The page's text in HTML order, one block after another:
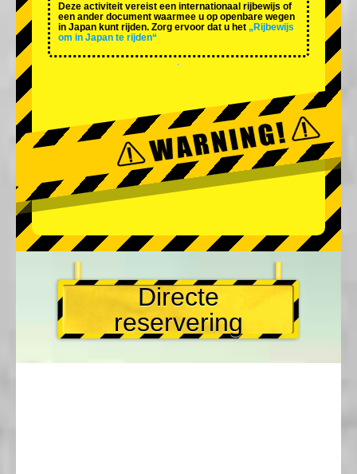
Deze activiteit vereist een internationaal rijbewijs of
een ander document waarmee u op openbare wegen
in Japan kunt rijden. Zorg ervoor dat u het „Rijbewijs
om in Japan te rijden“
Directe
reservering